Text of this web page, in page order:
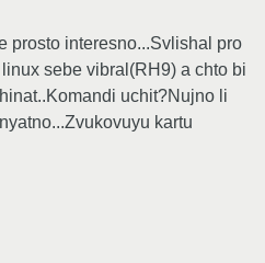
prosto interesno...Svlishal pro
sebe vibral(RH9) a chto bi
uchit?Nujno li
kartu